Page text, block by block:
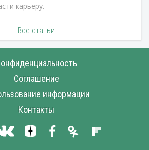
карьеру.
Все статьи
Соглашение
информации
Контакты